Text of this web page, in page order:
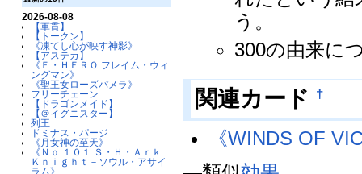
2026-08-08
【軍貫】
【トークン】
《凍てし心が映す神影》
【アステカ】
《Ｆ・ＨＥＲＯ フレイム・ウィ
ングマン》
《聖王女ローズパメラ》
フリーチェーン
【ドラゴンメイド】
【＠イグニスター】
列王
ドミナス・パージ
《月女神の至天》
《Ｎｏ.１０１ Ｓ・Ｈ・Ａｒｋ
Ｋｎｉｇｈｔ－ソウル・アサイ
ラム》
う。
300の由来に
関連カード †
《WINDS OF